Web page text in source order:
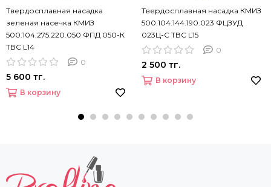
Твердосплавная насадка
зеленая насечка КМИЗ
500.104.275.220.050 ФПД 050-К
ТВС L14
0
5 600 тг.
В корзину
Твердосплавная насадка КМИЗ
500.104.144.190.023 ФЦЗУД
023Ц-С ТВС L15
0
2 500 тг.
В корзину